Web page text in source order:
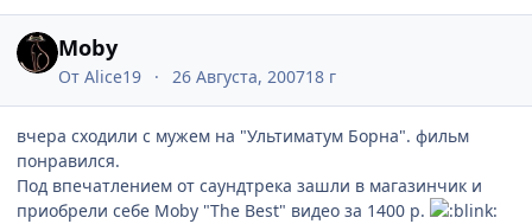
Moby
От Alice19 26 Августа, 200718 г
вчера сходили с мужем на "Ультиматум Борна". фильм
понравился.
Под впечатлением от саундтрека зашли в магазинчик и
приобрели себе Moby "The Best" видео за 1400 р.